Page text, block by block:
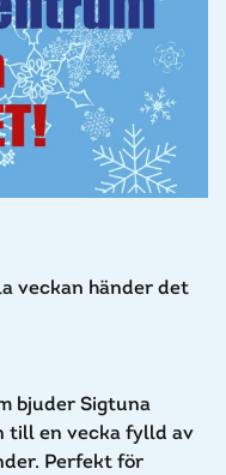
veckan händer det
bjuder Sigtuna
till en vecka fylld av
Perfekt för